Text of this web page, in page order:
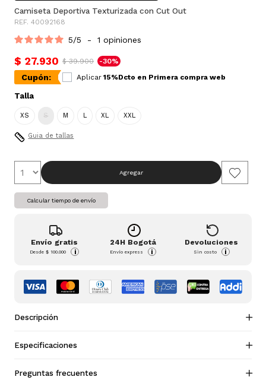
Camiseta Deportiva Texturizada con Cut Out
REF. 40092168
5/5 - 1 opiniones
$ 27.930 $ 39.900 -30%
Cupón: Aplicar 15%Dcto en Primera compra web
Talla
XS S M L XL XXL
Guia de tallas
Agregar
Calcular tiempo de envío
Envío gratis
Desde$ 100.000 i
24H Bogotá
Envío express i
Devoluciones
Sin costo i
Descripción
Especificaciones
Preguntas frecuentes